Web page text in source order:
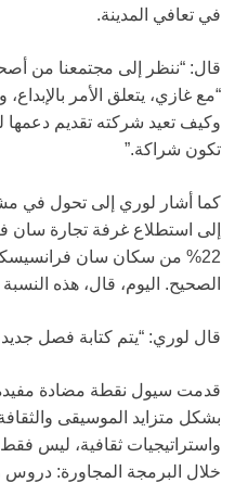
في تعافي المدينة.
قال: “ننظر إلى مجتمعنا من
“مع غازي، يتعلق الأمر بالإبداع،
وكيف تعيد شركته تقديم دعمها
تكون شراكة.”
كما أشار لوري إلى تحول في
إلى استطلاع غرفة تجارة سان
22% من سكان سان
الصحيح. اليوم، قال، هذه النسبة
قال لوري: “يتم كتابة فصل
قدمت سيول نقطة مضادة مفيدة.
بشكل متزايد الموسيقى
واستراتيجيات ثقافية، ليس
خلال البرمجة المجاورة: